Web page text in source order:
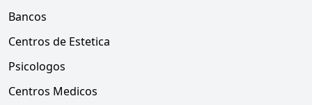
Bancos
Centros de Estetica
Psicologos
Centros Medicos